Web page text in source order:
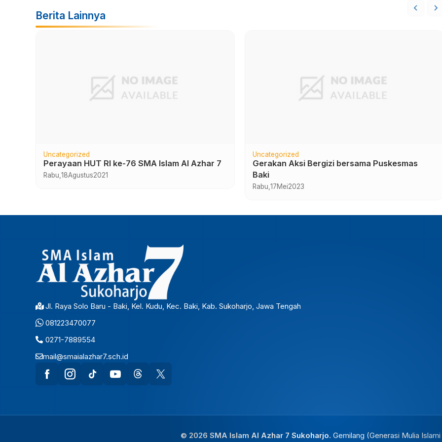
Berita Lainnya
Uncategorized
Kegiatan Tasmi’ Qur’an SMA Islam Al Azhar 7
Sukoharjo Tahun 2024
Uncategorized
Gelar Karya P5 Fase E Tema Kewirausahaan
SMA Islam Al Azhar 7 Sukoharjo
Kamis,5Oktober2023
Jl. Raya Solo Baru - Baki, Kel. Kudu, Kec. Baki, Kab. Sukoharjo, Jawa Tengah
081223470077
0271-7889554
mail@smaialazhar7.sch.id
© 2026 SMA Islam Al Azhar 7 Sukoharjo. Gemilang (Generasi Mulia